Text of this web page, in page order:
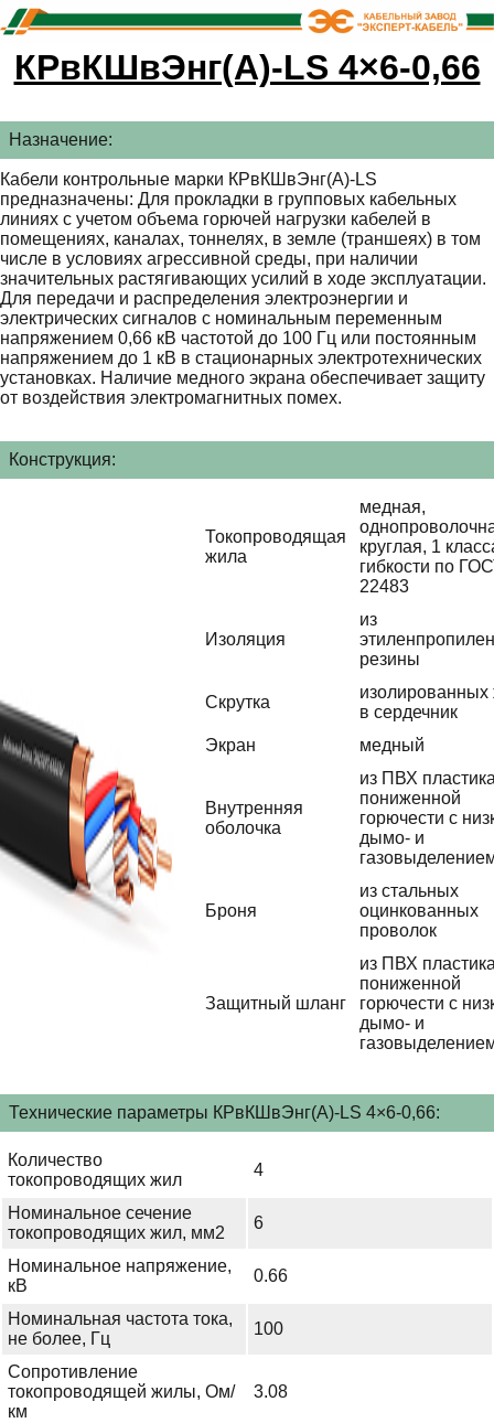
КРвКШвЭнг(А)-LS 4×6-0,66
Назначение:
Кабели контрольные марки КРвКШвЭнг(А)-LS
предназначены: Для прокладки в групповых кабельных
линиях с учетом объема горючей нагрузки кабелей в
помещениях, каналах, тоннелях, в земле (траншеях) в том
числе в условиях агрессивной среды, при наличии
значительных растягивающих усилий в ходе эксплуатации.
Для передачи и распределения электроэнергии и
электрических сигналов с номинальным переменным
напряжением 0,66 кВ частотой до 100 Гц или постоянным
напряжением до 1 кВ в стационарных электротехнических
установках. Наличие медного экрана обеспечивает защиту
от воздействия электромагнитных помех.
Конструкция:
Токопроводящая
жила
медная,
круглая, 1
гибкости по
22483
Изоляция
из
резины
Скрутка
изолированных
в сердечник
Экран
медный
Внутренняя
оболочка
из ПВХ
пониженной
горючести с
дымо- и
Броня
из стальных
оцинкованных
проволок
Защитный шланг
из ПВХ
пониженной
горючести с
дымо- и
Технические параметры КРвКШвЭнг(А)-LS 4×6-0,66:
Количество
токопроводящих жил
4
Номинальное сечение
токопроводящих жил, мм2
6
Номинальное напряжение,
кВ
0.66
Номинальная частота тока,
не более, Гц
100
Сопротивление
токопроводящей жилы, Ом/
км
3.08